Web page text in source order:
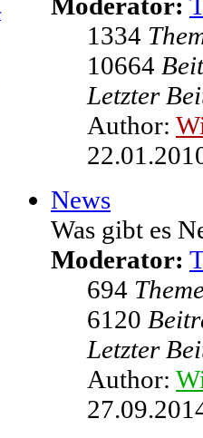
Moderator:
1334
10664
Letzter
Author:
News
Was gibt es
Moderator:
694
6120
Letzter
Author: